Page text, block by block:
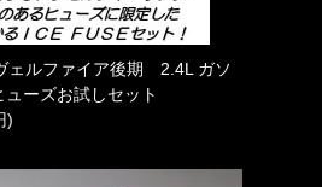
ェルファイア後期 2.4L ガソ
ーズお試しセット
)